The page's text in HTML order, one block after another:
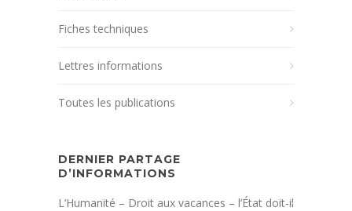
Fiches techniques
Lettres informations
Toutes les publications
DERNIER PARTAGE
D’INFORMATIONS
L’Humanité – Droit aux vacances – l’État doit-il